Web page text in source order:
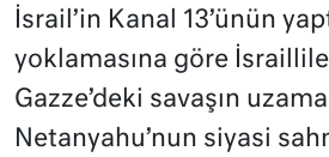
İsrail’in Kanal 13’ünün
yoklamasına göre
Gazze’deki savaşın
Netanyahu’nun siyasi